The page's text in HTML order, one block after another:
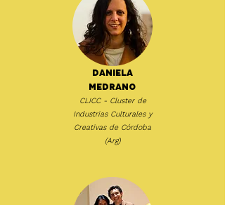
Daniela
Medrano
CLICC - Cluster de
Industrias Culturales y
Creativas de Córdoba
(Arg)